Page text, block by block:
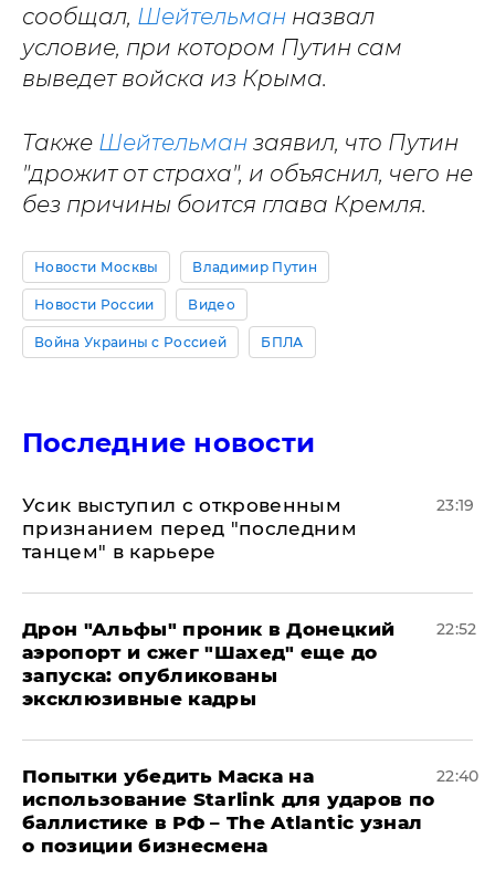
сообщал, Шейтельман назвал
условие, при котором Путин сам
выведет войска из Крыма.
Также Шейтельман заявил, что Путин
"дрожит от страха", и объяснил, чего не
без причины боится глава Кремля.
Новости Москвы Владимир Путин
Новости России Видео
Война Украины с Россией БПЛА
Последние новости
Усик выступил с откровенным
признанием перед "последним
танцем" в карьере
23:19
Дрон "Альфы" проник в Донецкий
аэропорт и сжег "Шахед" еще до
запуска: опубликованы
эксклюзивные кадры
22:52
Попытки убедить Маска на
использование Starlink для ударов по
баллистике в РФ – The Atlantic узнал
о позиции бизнесмена
22:40